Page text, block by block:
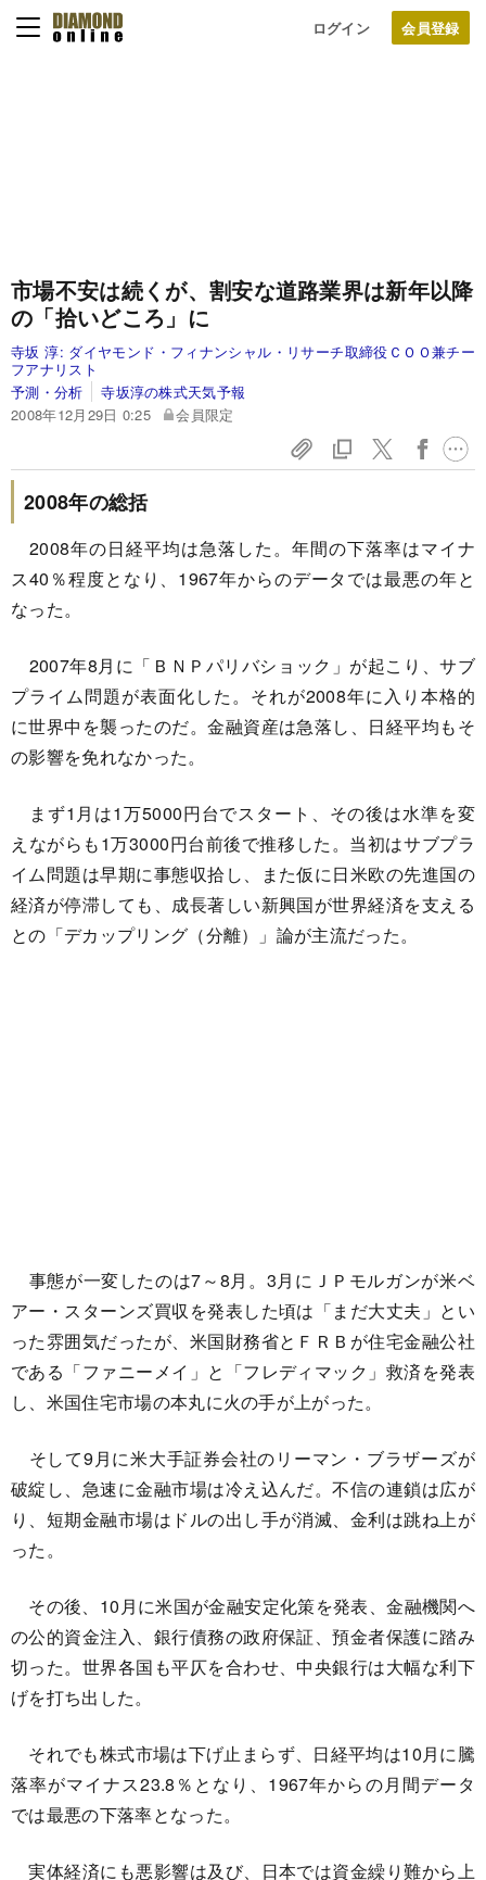
ログイン
市場不安は続くが、割安な道路業界は新年以降
の「拾いどころ」に
寺坂 淳: ダイヤモンド・フィナンシャル・リサーチ取締役ＣＯＯ兼チー
フアナリスト
予測・分析
寺坂淳の株式天気予報
2008年12月29日 0:25
会員限定
2008年の総括
2008年の日経平均は急落した。年間の下落率はマイナ
ス40％程度となり、1967年からのデータでは最悪の年と
なった。
2007年8月に「ＢＮＰパリバショック」が起こり、サブ
プライム問題が表面化した。それが2008年に入り本格的
に世界中を襲ったのだ。金融資産は急落し、日経平均もそ
の影響を免れなかった。
まず1月は1万5000円台でスタート、その後は水準を変
えながらも1万3000円台前後で推移した。当初はサブプラ
イム問題は早期に事態収拾し、また仮に日米欧の先進国の
経済が停滞しても、成長著しい新興国が世界経済を支える
との「デカップリング（分離）」論が主流だった。
事態が一変したのは7～8月。3月にＪＰモルガンが米ベ
アー・スターンズ買収を発表した頃は「まだ大丈夫」とい
った雰囲気だったが、米国財務省とＦＲＢが住宅金融公社
である「ファニーメイ」と「フレディマック」救済を発表
し、米国住宅市場の本丸に火の手が上がった。
そして9月に米大手証券会社のリーマン・ブラザーズが
破綻し、急速に金融市場は冷え込んだ。不信の連鎖は広が
り、短期金融市場はドルの出し手が消滅、金利は跳ね上が
った。
その後、10月に米国が金融安定化策を発表、金融機関へ
の公的資金注入、銀行債務の政府保証、預金者保護に踏み
切った。世界各国も平仄を合わせ、中央銀行は大幅な利下
げを打ち出した。
それでも株式市場は下げ止まらず、日経平均は10月に騰
落率がマイナス23.8％となり、1967年からの月間データ
では最悪の下落率となった。
実体経済にも悪影響は及び、日本では資金繰り難から上